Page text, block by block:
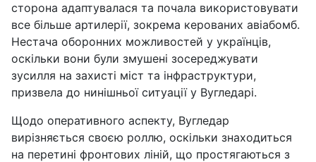
сторона адаптувалася та почала використовувати
все більше артилерії, зокрема керованих авіабомб.
Нестача оборонних можливостей у українців,
оскільки вони були змушені зосереджувати
зусилля на захисті міст та інфраструктури,
призвела до нинішньої ситуації у Вугледарі.
Щодо оперативного аспекту, Вугледар
вирізняється своєю роллю, оскільки знаходиться
на перетині фронтових ліній, що простягаються з